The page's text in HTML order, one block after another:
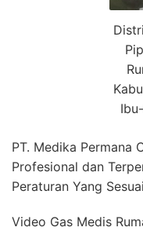
PT. Medika Permana
Profesional dan
Peraturan Yang
Video Gas Medis